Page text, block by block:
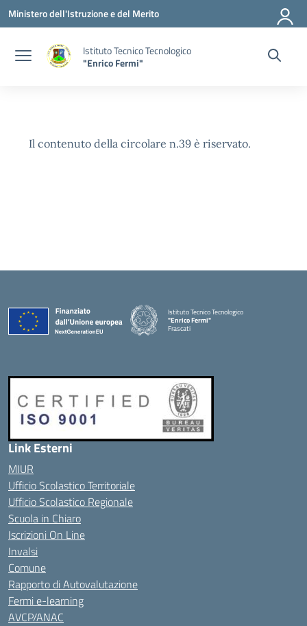
Vai ai contenuti
Vai al menu di navigazione
Vai al footer
Ministero dell'Istruzione e del Merito
Istituto Tecnico Tecnologico
"Enrico Fermi"
Il contenuto della circolare n.39 è riservato.
Istituto Tecnico Tecnologico
"Enrico Fermi"
Frascati
Link Esterni
MIUR
Ufficio Scolastico Territoriale
Ufficio Scolastico Regionale
Scuola in Chiaro
Iscrizioni On Line
Invalsi
Comune
Rapporto di Autovalutazione
Fermi e-learning
AVCP/ANAC